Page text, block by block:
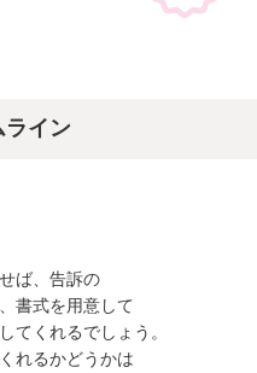
ライン
ば、告訴の
書式を用意して
てくれるでしょう。
れるかどうかは